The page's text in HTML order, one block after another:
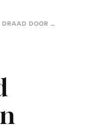
DEPRESSIE WAS EEN RODE DRAAD DOOR MIJN LEVEN